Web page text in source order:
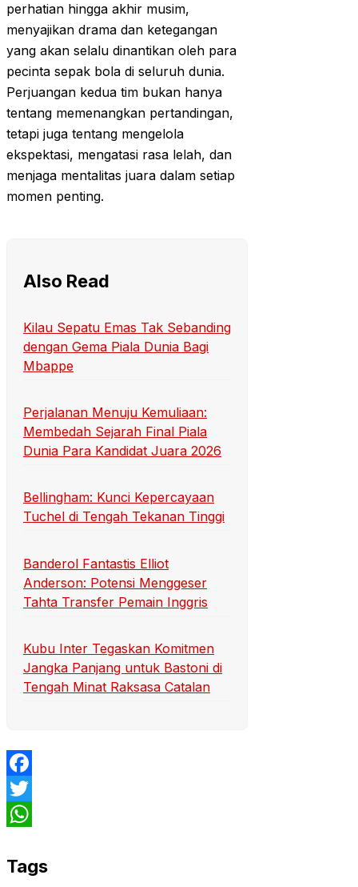
perhatian hingga akhir musim,
menyajikan drama dan ketegangan
yang akan selalu dinantikan oleh para
pecinta sepak bola di seluruh dunia.
Perjuangan kedua tim bukan hanya
tentang memenangkan pertandingan,
tetapi juga tentang mengelola
ekspektasi, mengatasi rasa lelah, dan
menjaga mentalitas juara dalam setiap
momen penting.
Also Read
Kilau Sepatu Emas Tak Sebanding
dengan Gema Piala Dunia Bagi
Mbappe
Perjalanan Menuju Kemuliaan:
Membedah Sejarah Final Piala
Dunia Para Kandidat Juara 2026
Bellingham: Kunci Kepercayaan
Tuchel di Tengah Tekanan Tinggi
Banderol Fantastis Elliot
Anderson: Potensi Menggeser
Tahta Transfer Pemain Inggris
Kubu Inter Tegaskan Komitmen
Jangka Panjang untuk Bastoni di
Tengah Minat Raksasa Catalan
Facebook
Twitter
Tags